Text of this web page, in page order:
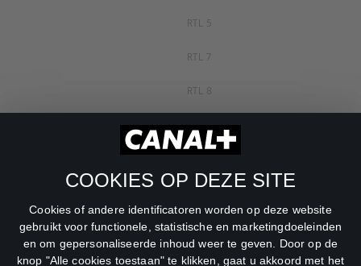
COOKIES OP DEZE SITE
Cookies of andere identificatoren worden op deze website
gebruikt voor functionele, statistische en marketingdoeleinden
en om gepersonaliseerde inhoud weer te geven. Door op de
knop "Alle cookies toestaan" te klikken, gaat u akkoord met het
RTL 5
RTL 7
RTL 8
RTL Z
SBS6
Veronica
DreamWorks Channel